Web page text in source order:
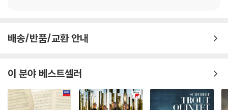
배송/반품/교환 안내
이 분야 베스트셀러